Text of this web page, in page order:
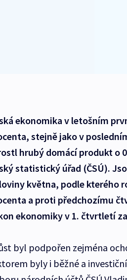
ekonomika v letošním
stejně jako v
hrubý domácí produkt o
statistický úřad (ČSÚ).
května, podle kterého
a proti předchozímu
ekonomiky v 1. čtvrtletí
byl podpořen zejména
byly i běžné a